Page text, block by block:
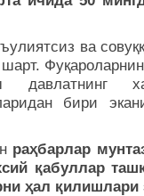
ва
бири
раҳбарлар
қабуллар
ҳал қилишлари